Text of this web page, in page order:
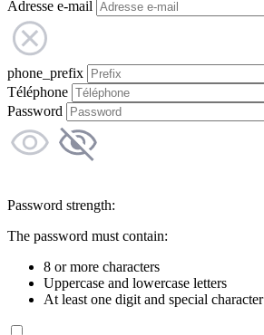
Adresse e-mail
phone_prefix
Téléphone
Password
Password strength:
The password must contain:
8 or more characters
Uppercase and lowercase letters
At least one digit and special character